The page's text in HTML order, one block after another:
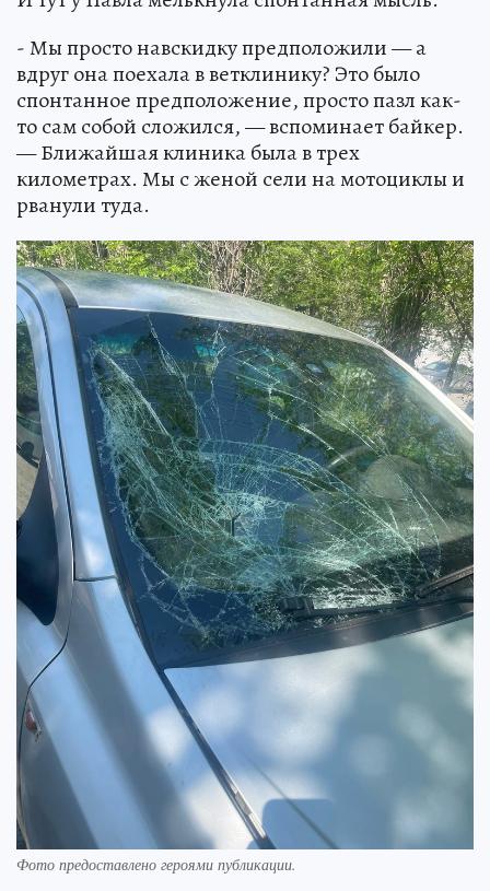
- Мы просто навскидку предположили — а
вдруг она поехала в ветклинику? Это было
спонтанное предположение, просто пазл как-
то сам собой сложился, — вспоминает байкер.
— Ближайшая клиника была в трех
километрах. Мы с женой сели на мотоциклы и
рванули туда.
Фото предоставлено героями публикации.